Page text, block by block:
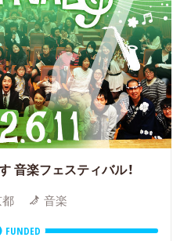
音楽フェスティバル！
音楽
FUNDED